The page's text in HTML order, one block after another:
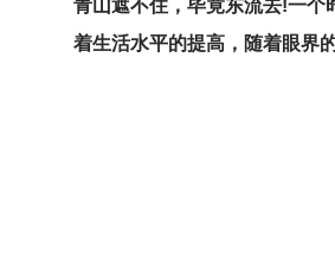
青山遮不住，毕竟东流去!一个
着生活水平的提高，随着眼界